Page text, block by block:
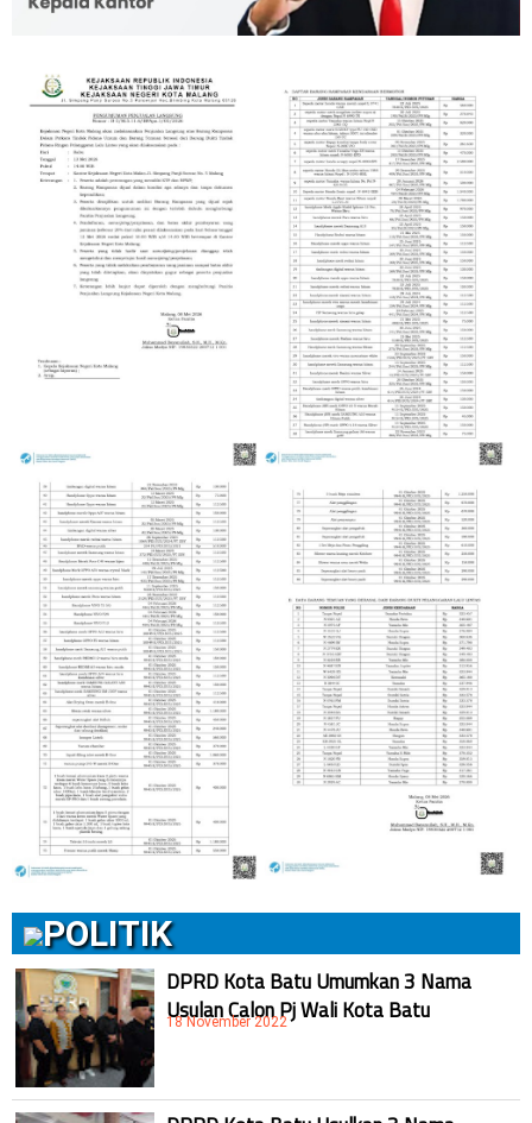
POLITIK
DPRD Kota Batu Umumkan 3 Nama
Usulan Calon Pj Wali Kota Batu
18 November 2022